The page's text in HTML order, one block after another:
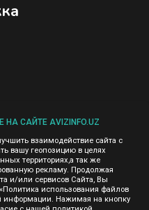
пользователей. Мы не
зарегистрированных
лицам. Мы не отвечаем за
на которые ссылается
нашего сайта представлена
САЙТЕ AVIZINFO.UZ
взаимодействие сайта с
вашу геопозицию в целях
территориях,а так же
рекламу. Продолжая
и/или сервисов Сайта, Вы
использования файлов
информации. Нажимая на кнопку